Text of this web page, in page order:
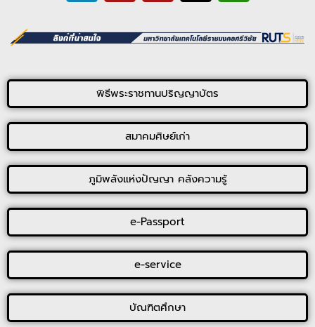
พิธีพระราชทานปริญญาบัตร
สมาคมศิษย์เก่า
ภูมิพลังแห่งปัญญา คลังความรู้
e-Passport
e-service
บัณฑิตศึกษา